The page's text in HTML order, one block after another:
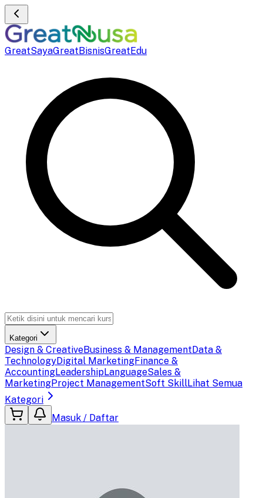
GreatSayaGreatBisnisGreatEdu
Kategori
Design & CreativeBusiness & ManagementData &
TechnologyDigital MarketingFinance &
AccountingLeadershipLanguageSales &
MarketingProject ManagementSoft SkillLihat Semua
Kategori
Masuk / Daftar